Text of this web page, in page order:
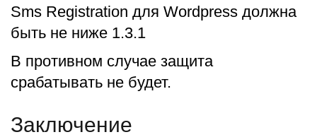
Sms Registration для Wordpress должна
быть не ниже 1.3.1
В противном случае защита
срабатывать не будет.
Заключение